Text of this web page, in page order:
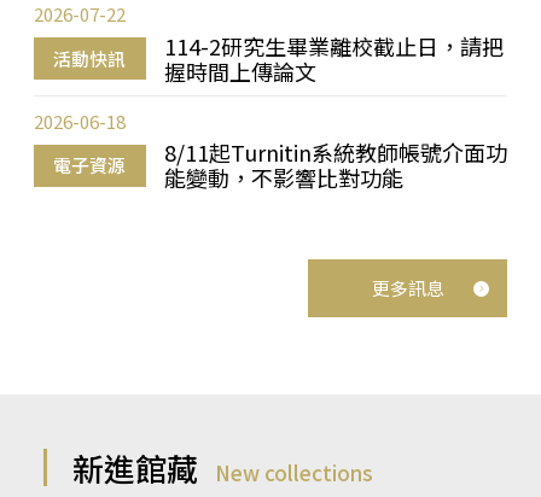
活動快訊
114-2研究生畢業離校截止日，請把
握時間上傳論文
2026-07-22
電子資源
8/11起Turnitin系統教師帳號介面功
能變動，不影響比對功能
2026-06-18
更多訊息
新進館藏 New collections